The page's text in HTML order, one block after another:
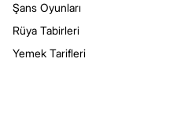
Şans Oyunları
Rüya Tabirleri
Yemek Tarifleri